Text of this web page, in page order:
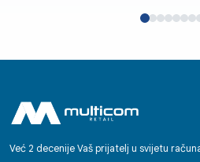
Već 2 decenije Vaš prijatelj u svijetu